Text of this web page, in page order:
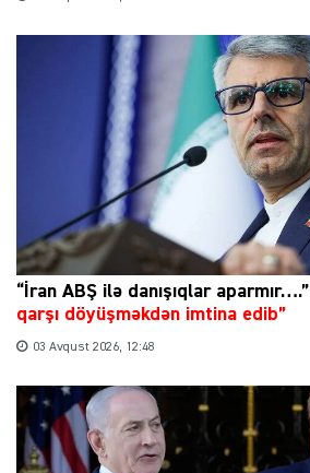
“İran ABŞ ilə danışıqlar aparmır….”
qarşı döyüşməkdən imtina edib”
03 Avqust 2026, 12:48